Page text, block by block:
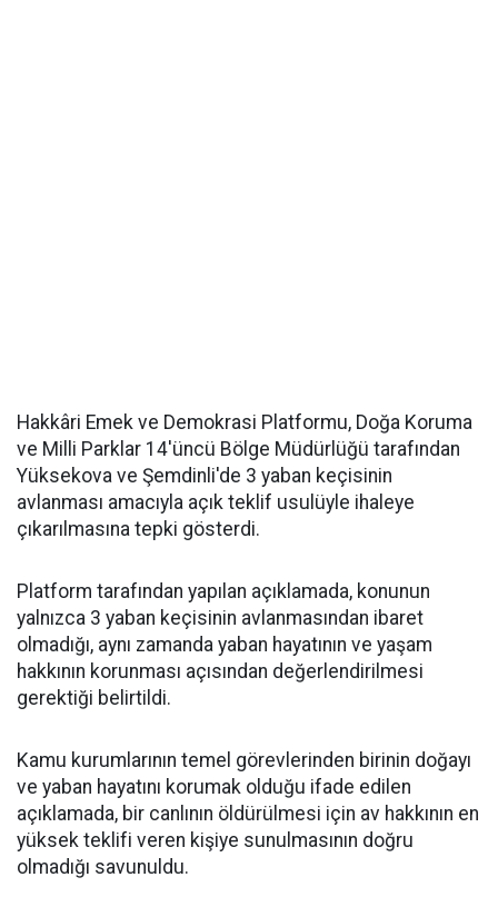
Hakkâri Emek ve Demokrasi Platformu, Doğa Koruma
ve Milli Parklar 14'üncü Bölge Müdürlüğü tarafından
Yüksekova ve Şemdinli'de 3 yaban keçisinin
avlanması amacıyla açık teklif usulüyle ihaleye
çıkarılmasına tepki gösterdi.
Platform tarafından yapılan açıklamada, konunun
yalnızca 3 yaban keçisinin avlanmasından ibaret
olmadığı, aynı zamanda yaban hayatının ve yaşam
hakkının korunması açısından değerlendirilmesi
gerektiği belirtildi.
Kamu kurumlarının temel görevlerinden birinin doğayı
ve yaban hayatını korumak olduğu ifade edilen
açıklamada, bir canlının öldürülmesi için av hakkının en
yüksek teklifi veren kişiye sunulmasının doğru
olmadığı savunuldu.